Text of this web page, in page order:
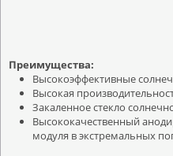
Преимущества:
Высокоэффективные
Высокая
Закаленное стекло
Высококачественный
модуля в экстремальных